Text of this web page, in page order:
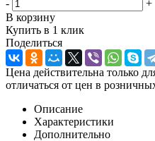
-
+
В корзину
Купить в 1 клик
Поделиться
Цена действительна только
отличаться от цен в
Описание
Характеристики
Дополнительно